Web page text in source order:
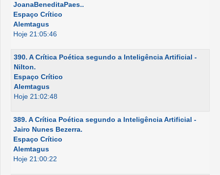
JoanaBeneditaPaes..
Espaço Crítico
Alemtagus
Hoje 21:05:46
390. A Crítica Poética segundo a Inteligência Artificial -
Nilton.
Espaço Crítico
Alemtagus
Hoje 21:02:48
389. A Crítica Poética segundo a Inteligência Artificial -
Jairo Nunes Bezerra.
Espaço Crítico
Alemtagus
Hoje 21:00:22